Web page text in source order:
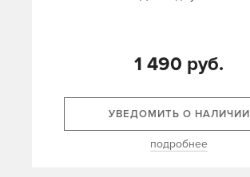
1 490 руб.
УВЕДОМИТЬ О НАЛИЧИИ
подробнее